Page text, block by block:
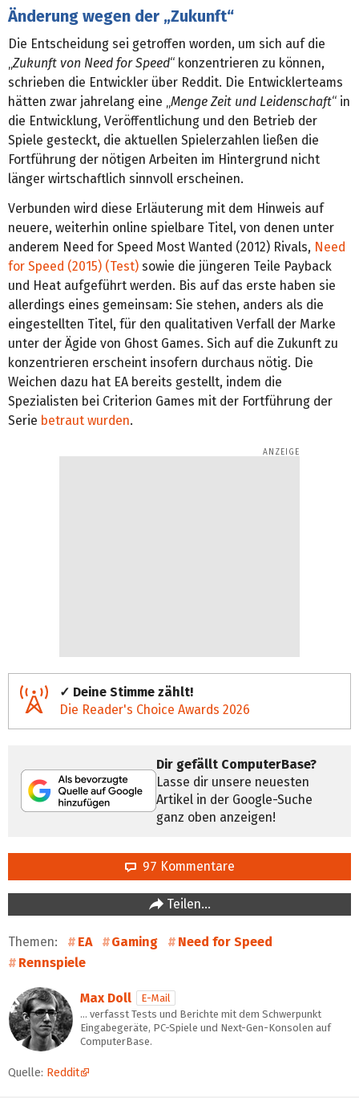
Änderung wegen der „Zukunft“
Die Entscheidung sei getroffen worden, um sich auf die
Zukunft von Need for Speed“ konzentrieren zu können,
schrieben die Entwickler über Reddit. Die Entwicklerteams
hätten zwar jahrelang eine „ Menge Zeit und Leidenschaft“ in
die Entwicklung, Veröffentlichung und den Betrieb der
Spiele gesteckt, die aktuellen Spielerzahlen ließen die
Fortführung der nötigen Arbeiten im Hintergrund nicht
länger wirtschaftlich sinnvoll erscheinen.
Verbunden wird diese Erläuterung mit dem Hinweis auf
neuere, weiterhin online spielbare Titel, von denen unter
anderem Need for Speed Most Wanted (2012) Rivals, Need
for Speed (2015) (Test) sowie die jüngeren Teile Payback
und Heat aufgeführt werden. Bis auf das erste haben sie
allerdings eines gemeinsam: Sie stehen, anders als die
eingestellten Titel, für den qualitativen Verfall der Marke
unter der Ägide von Ghost Games. Sich auf die Zukunft zu
konzentrieren erscheint insofern durchaus nötig. Die
Weichen dazu hat EA bereits gestellt, indem die
Spezialisten bei Criterion Games mit der Fortführung der
Serie betraut wurden.
✓ Deine Stimme zählt!
Die Reader's Choice Awards 2026
Dir gefällt ComputerBase?
Lasse dir unsere neuesten
Artikel in der Google-Suche
ganz oben anzeigen!
97 Kommentare
Teilen…
Themen: EA Gaming
Need for Speed
Rennspiele
Max Doll
E-Mail
… verfasst Tests und Berichte mit dem Schwerpunkt
Eingabegeräte, PC-Spiele und Next-Gen-Konsolen auf
ComputerBase.
Quelle: Reddit